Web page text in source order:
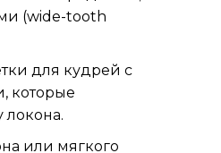
(wide-tooth
для кудрей с
которые
локона.
или мягкого